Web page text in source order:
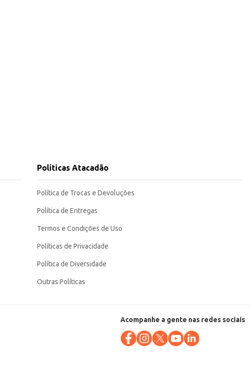
Políticas Atacadão
Política de Trocas e Devoluções
Política de Entregas
Termos e Condições de Uso
Políticas de Privacidade
Política de Diversidade
Outras Políticas
Acompanhe a gente nas redes sociais